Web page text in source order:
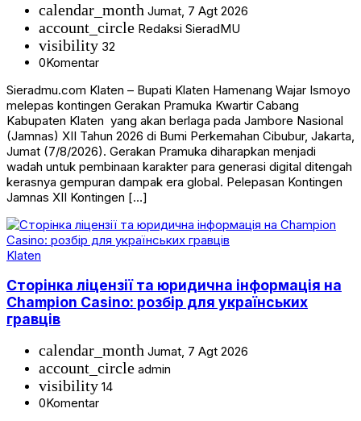
calendar_month Jumat, 7 Agt 2026
account_circle Redaksi SieradMU
visibility 32
0Komentar
Sieradmu.com Klaten – Bupati Klaten Hamenang Wajar Ismoyo
melepas kontingen Gerakan Pramuka Kwartir Cabang
Kabupaten Klaten yang akan berlaga pada Jambore Nasional
(Jamnas) XII Tahun 2026 di Bumi Perkemahan Cibubur, Jakarta,
Jumat (7/8/2026). Gerakan Pramuka diharapkan menjadi
wadah untuk pembinaan karakter para generasi digital ditengah
kerasnya gempuran dampak era global. Pelepasan Kontingen
Jamnas XII Kontingen […]
Klaten
Сторінка ліцензії та юридична інформація на
Champion Casino: розбір для українських
гравців
calendar_month Jumat, 7 Agt 2026
account_circle admin
visibility 14
0Komentar